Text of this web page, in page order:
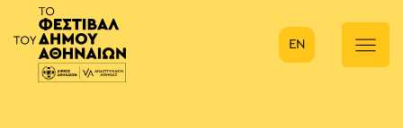
Κύρια πλοήγηση
EN